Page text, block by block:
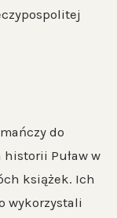
do
historii Puław w
książek. Ich
wykorzystali